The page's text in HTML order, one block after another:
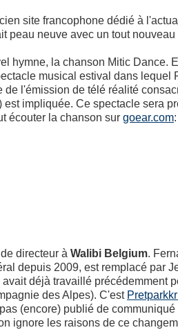
site francophone dédié à
peau neuve avec un tout
hymne, la chanson Mitic Dance.
musical estival dans lequel
de l'émission de télé réalité
est impliquée. Ce spectacle sera
écouter la chanson sur goear.com:
directeur à Walibi Belgium.
depuis 2009, est remplacé par
déjà travaillé précédemment
des Alpes). C'est
(encore) publié de communiqué
ignore les raisons de ce